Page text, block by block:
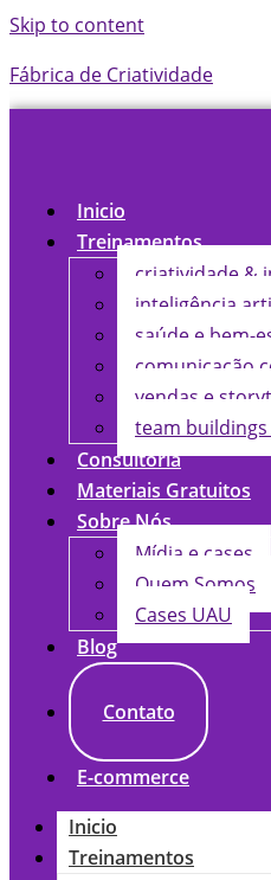
Skip to content
Fábrica de Criatividade
Inicio
Treinamentos
criatividade &
inteligência
saúde e bem-
comunicação
vendas e
team
Consultoria
Materiais Gratuitos
Sobre Nós
Mídia e cases
Quem Somos
Cases UAU
Blog
Contato
E-commerce
Inicio
Treinamentos